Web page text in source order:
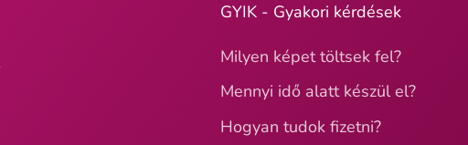
GYIK - Gyakori kérdések
Milyen képet töltsek fel?
Mennyi idő alatt készül el?
Hogyan tudok fizetni?